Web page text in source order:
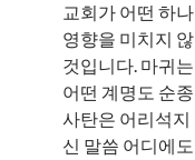
교회가 어떤 하
영향을 미치지
것입니다. 마귀
어떤 계명도 순
사탄은 어리석
신 말씀 어디에